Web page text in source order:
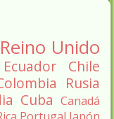
Reino Unido
Ecuador
Chile
Rusia
Cuba Canadá